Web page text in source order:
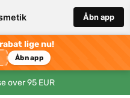
Åbn app
lige nu!
Åbn app
over 95 EUR